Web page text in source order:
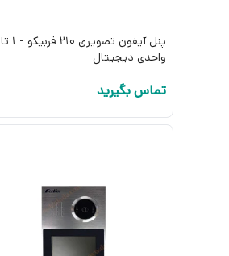
واحدی دیجیتال
تماس بگیرید